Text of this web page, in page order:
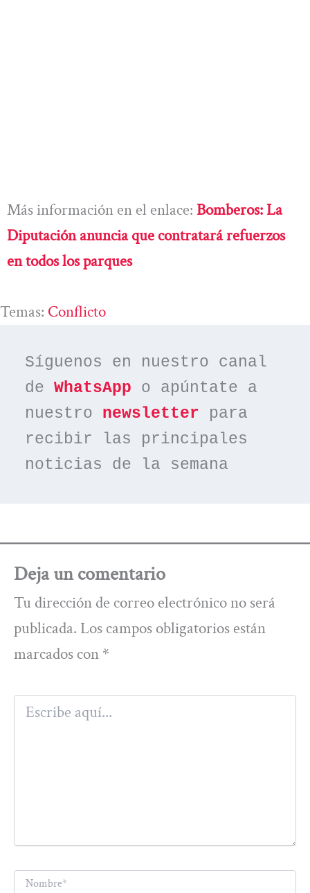
Más información en el enlace: Bomberos: La
Diputación anuncia que contratará refuerzos
en todos los parques
Temas: Conflicto
Síguenos en nuestro canal
de WhatsApp o apúntate a
nuestro newsletter para
recibir las principales
noticias de la semana
Deja un comentario
Tu dirección de correo electrónico no será
publicada. Los campos obligatorios están
marcados con *
aquí...
Nombre*